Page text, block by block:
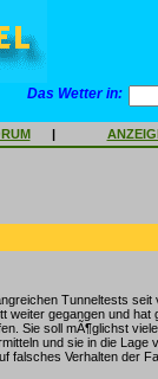
Das Wetter in:
|
Tunneltests seit
weiter gegangen und hat
Sie soll mÃ¶glichst
und sie in die Lage
falsches Verhalten der